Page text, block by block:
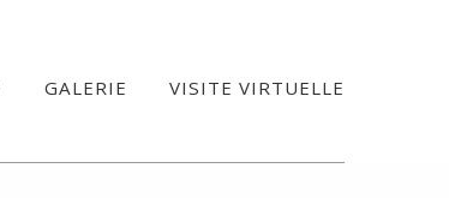
GALERIE VISITE VIRTUELLE